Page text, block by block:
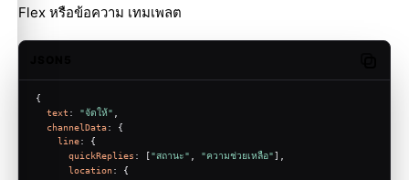
Flex หรือข้อความ เทมเพลต
{
text : "จัดให้"
channelData: {
line: {
quickReplies : ["สถานะ" "ความช่วยเหลือ"],
location: {